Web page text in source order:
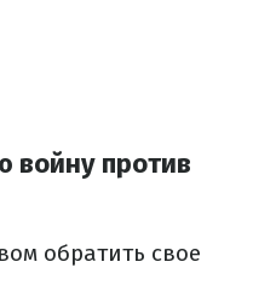
войну против
обратить свое